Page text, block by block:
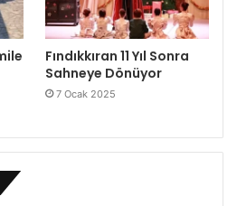
Fındıkkıran 11 Yıl Sonra
Sahneye Dönüyor
7 Ocak 2025